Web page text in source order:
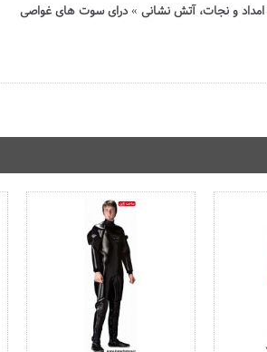
امداد و نجات، آتش نشانی درای سوت های غواصی